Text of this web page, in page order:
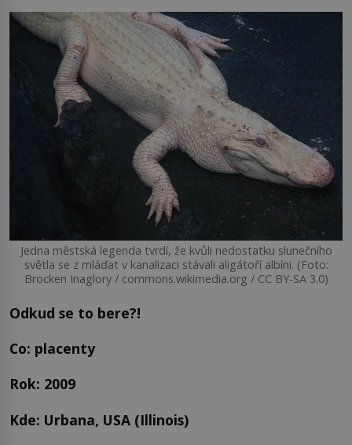
Jedna městská legenda tvrdí, že kvůli nedostatku slunečního
světla se z mláďat v kanalizaci stávali aligátoří albíni. (Foto:
Brocken Inaglory / commons.wikimedia.org / CC BY-SA 3.0)
Odkud se to bere?!
Co: placenty
Rok: 2009
Kde: Urbana, USA (Illinois)